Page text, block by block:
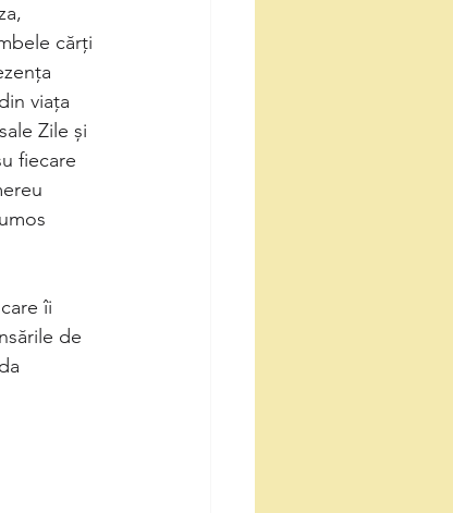
cărți
viața
Zile și
fiecare
îi
de